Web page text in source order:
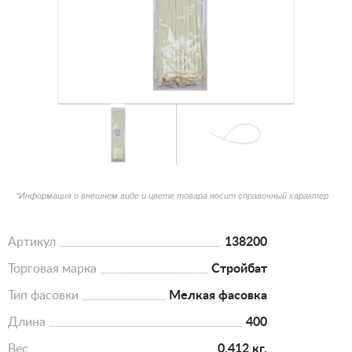
*Информация о внешнем виде и цвете товара носит справочный характер
Артикул 138200
Торговая марка Стройбат
Тип фасовки Мелкая фасовка
Длина 400
Вес 0.412 кг.